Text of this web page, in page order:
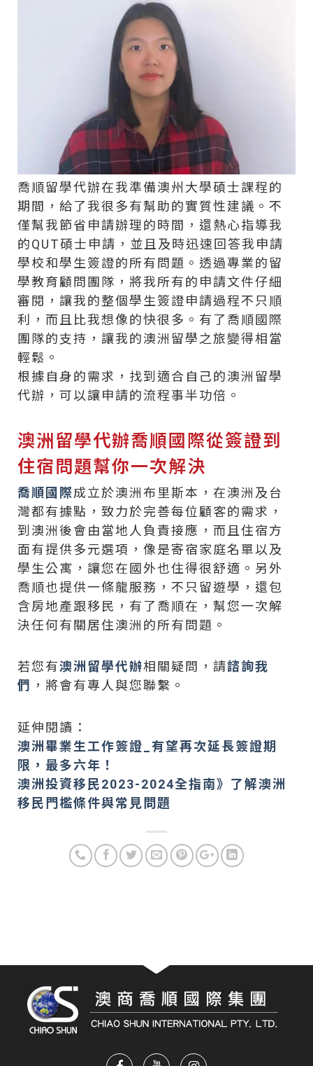
喬順留學代辦在我準備澳州大學碩士課程的
期間，給了我很多有幫助的實質性建議。不
僅幫我節省申請辦理的時間，還熱心指導我
的QUT碩士申請，並且及時迅速回答我申請
學校和學生簽證的所有問題。透過專業的留
學教育顧問團隊，將我所有的申請文件仔細
審閱，讓我的整個學生簽證申請過程不只順
利，而且比我想像的快很多。有了喬順國際
團隊的支持，讓我的澳洲留學之旅變得相當
輕鬆。
根據自身的需求，找到適合自己的澳洲留學
代辦，可以讓申請的流程事半功倍。
澳洲留學代辦喬順國際從簽證到
住宿問題幫你一次解決​
喬順國際成立於澳洲布里斯本，在澳洲及台
灣都有據點，致力於完善每位顧客的需求，
到澳洲後會由當地人負責接應，而且住宿方
面有提供多元選項，像是寄宿家庭名單以及
學生公寓，讓您在國外也住得很舒適。另外
喬順也提供一條龍服務，不只留遊學，還包
含房地產跟移民，有了喬順在，幫您一次解
決任何有關居住澳洲的所有問題。
若您有澳洲留學代辦相關疑問，請諮詢我
們 ，將會有專人與您聯繫。
延伸閱讀：
澳洲畢業生工作簽證_有望再次延長簽證期
限，最多六年！
澳洲投資移民2023-2024全指南》了解澳洲
移民門檻條件與常見問題